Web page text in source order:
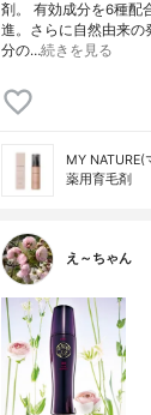
剤。 有効成分を6種配
進。さらに自然由来の
分の…続きを見る
MY NATURE(
薬用育毛剤
え～ちゃん